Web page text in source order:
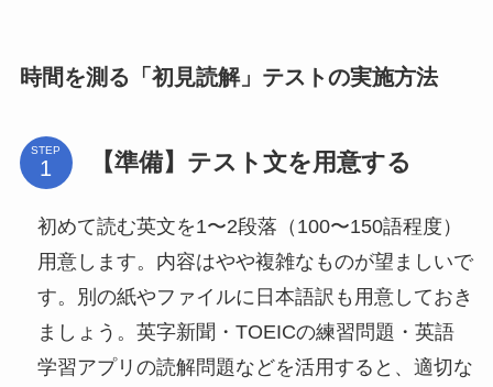
時間を測る「初見読解」テストの実施方法
STEP 【準備】テスト文を用意する
初めて読む英文を1〜2段落（100〜150語程度）
用意します。内容はやや複雑なものが望ましいで
す。別の紙やファイルに日本語訳も用意しておき
ましょう。英字新聞・TOEICの練習問題・英語
学習アプリの読解問題などを活用すると、適切な